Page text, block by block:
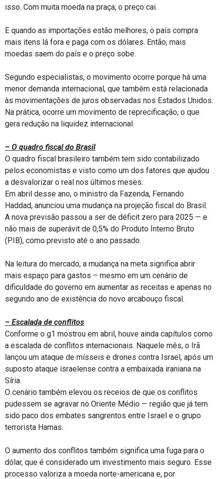
isso. Com muita moeda na praça, o preço cai.
E quando as importações estão melhores, o país compra
mais itens lá fora e paga com os dólares. Então, mais
moedas saem do país e o preço sobe.
Segundo especialistas, o movimento ocorre porque há uma
menor demanda internacional, que também está relacionada
às movimentações de juros observadas nos Estados Unidos.
Na prática, ocorre um movimento de reprecificação, o que
gera redução na liquidez internacional.
– O quadro fiscal do Brasil
O quadro fiscal brasileiro também tem sido contabilizado
pelos economistas e visto como um dos fatores que ajudou
a desvalorizar o real nos últimos meses.
Em abril desse ano, o ministro da Fazenda, Fernando
Haddad, anunciou uma mudança na projeção fiscal do Brasil.
A nova previsão passou a ser de déficit zero para 2025 — e
não mais de superávit de 0,5% do Produto Interno Bruto
(PIB), como previsto até o ano passado.
Na leitura do mercado, a mudança na meta significa abrir
mais espaço para gastos – mesmo em um cenário de
dificuldade do governo em aumentar as receitas e apenas no
segundo ano de existência do novo arcabouço fiscal.
– Escalada de conflitos
Conforme o g1 mostrou em abril, houve ainda capítulos como
a escalada de conflitos internacionais. Naquele mês, o Irã
lançou um ataque de mísseis e drones contra Israel, após um
suposto ataque israelense contra a embaixada iraniana na
Síria.
O cenário também elevou os receios de que os conflitos
pudessem se agravar no Oriente Médio — região que já tem
sido paco dos embates sangrentos entre Israel e o grupo
terrorista Hamas.
O aumento dos conflitos também significa uma fuga para o
dólar, que é considerado um investimento mais seguro. Esse
processo valoriza a moeda norte-americana e, por